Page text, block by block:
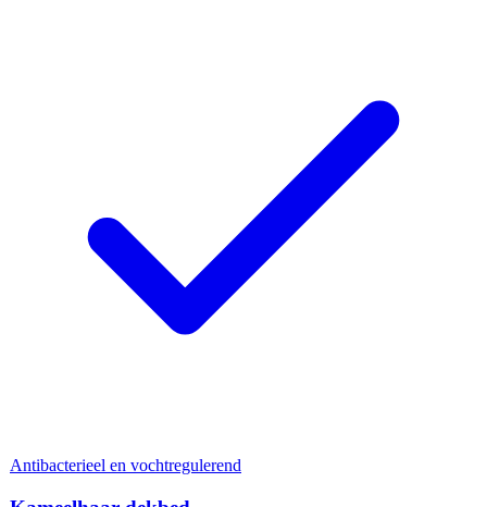
Antibacterieel en vochtregulerend